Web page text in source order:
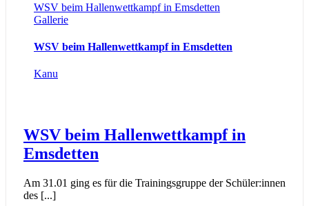
WSV beim Hallenwettkampf in Emsdetten
Gallerie
WSV beim Hallenwettkampf in Emsdetten
Kanu
WSV beim Hallenwettkampf in
Emsdetten
Am 31.01 ging es für die Trainingsgruppe der Schüler:innen
des [...]